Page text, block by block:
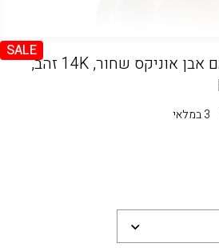
SALE
טבעת חותם לגבר עם אבן אוניקס שחור, 14K זהב,
3 במלאי